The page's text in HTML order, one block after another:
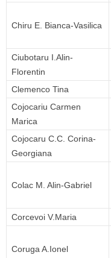
Chiru E. Bianca-Vasilica
Ciubotaru I.Alin-
Florentin
Clemenco Tina
Cojocariu Carmen
Marica
Cojocaru C.C. Corina-
Georgiana
Colac M. Alin-Gabriel
Corcevoi V.Maria
Coruga A.Ionel